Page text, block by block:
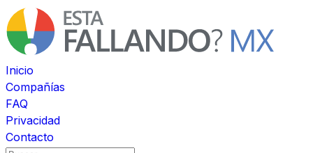
Inicio
Compañías
FAQ
Privacidad
Contacto